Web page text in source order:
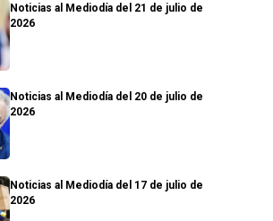
Noticias al Mediodía del 21 de julio de
2026
Noticias al Mediodía del 20 de julio de
2026
Noticias al Mediodía del 17 de julio de
2026